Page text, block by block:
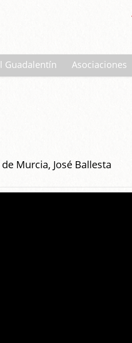
Guadalentín Asociaciones
Murcia, José Ballesta